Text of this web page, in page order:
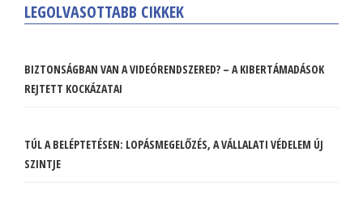
LEGOLVASOTTABB CIKKEK
BIZTONSÁGBAN VAN A VIDEÓRENDSZERED? – A KIBERTÁMADÁSOK
REJTETT KOCKÁZATAI
TÚL A BELÉPTETÉSEN: LOPÁSMEGELŐZÉS, A VÁLLALATI VÉDELEM ÚJ
SZINTJE